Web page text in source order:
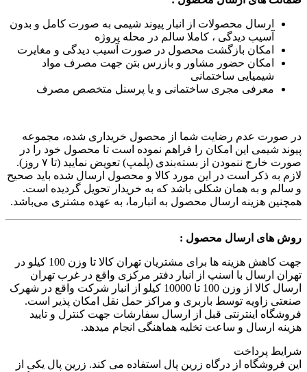
ارسال محصولات از انبار پیوند شیمی به صورت کامل و بدون
آسیب دیدگی ، کاملا سالم در محله پروژه
امکان بازگشت محصول در صورت آسیب دیدگی و مغایرت
امکان حضور مشاور و بازرس بتن جهت مصرف مواد
شیمیایی ساختمانی
معرفی مجری ساختمانی و یا پرسنل متخصص مصرف
در صورت عدم رضایت شما از محصول خریداری شده، مجموعه
پیوند شیمی این امکان را فراهم نموده است تا محصول خود را در
صورت خارج ننمودن از بسته‌بندی (پلمپ) تعویض نمایید (تا ۷ روز).
لازم به ذکر است در این مورد کالا و محصول ارسال شده باید صحیح
و سالم و به همان شکلی باشد که به خریدار تحویل گردیده است.
همچنین هزینه ارسال محصول به انبارما، به عهده مشتری می‌باشد.
روش های ارسال محصول :
جهت کاهش هزینه ها برای مشتریان تهران کالا تا وزن 100 کیلو در
تهران ارسال با اسنپ از انبار دفتر مرکزی واقع در غرب تهران
ارسال کالا از وزن 100 تا 10000 کیلو از انبار شرکت واقع در شهرک
صنعتی زاویه توسط باربری و مراکز حمل نقل امکان پذیر است.
فروشگاه اینترنتی قبل از ارسال سفارشات جهت کنترل و تایید
هزینه ارسال و ساعت تخلیه هماهنگی انجام میدهد.
شرایط پرداخت
این فروشگاه از درگاه زرین پال استفاده می کند. زرین پال یکی از